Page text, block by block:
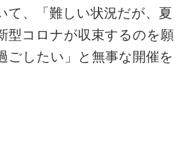
て、「難しい状況だが、夏
型コロナが収束するのを願
ごしたい」と無事な開催を